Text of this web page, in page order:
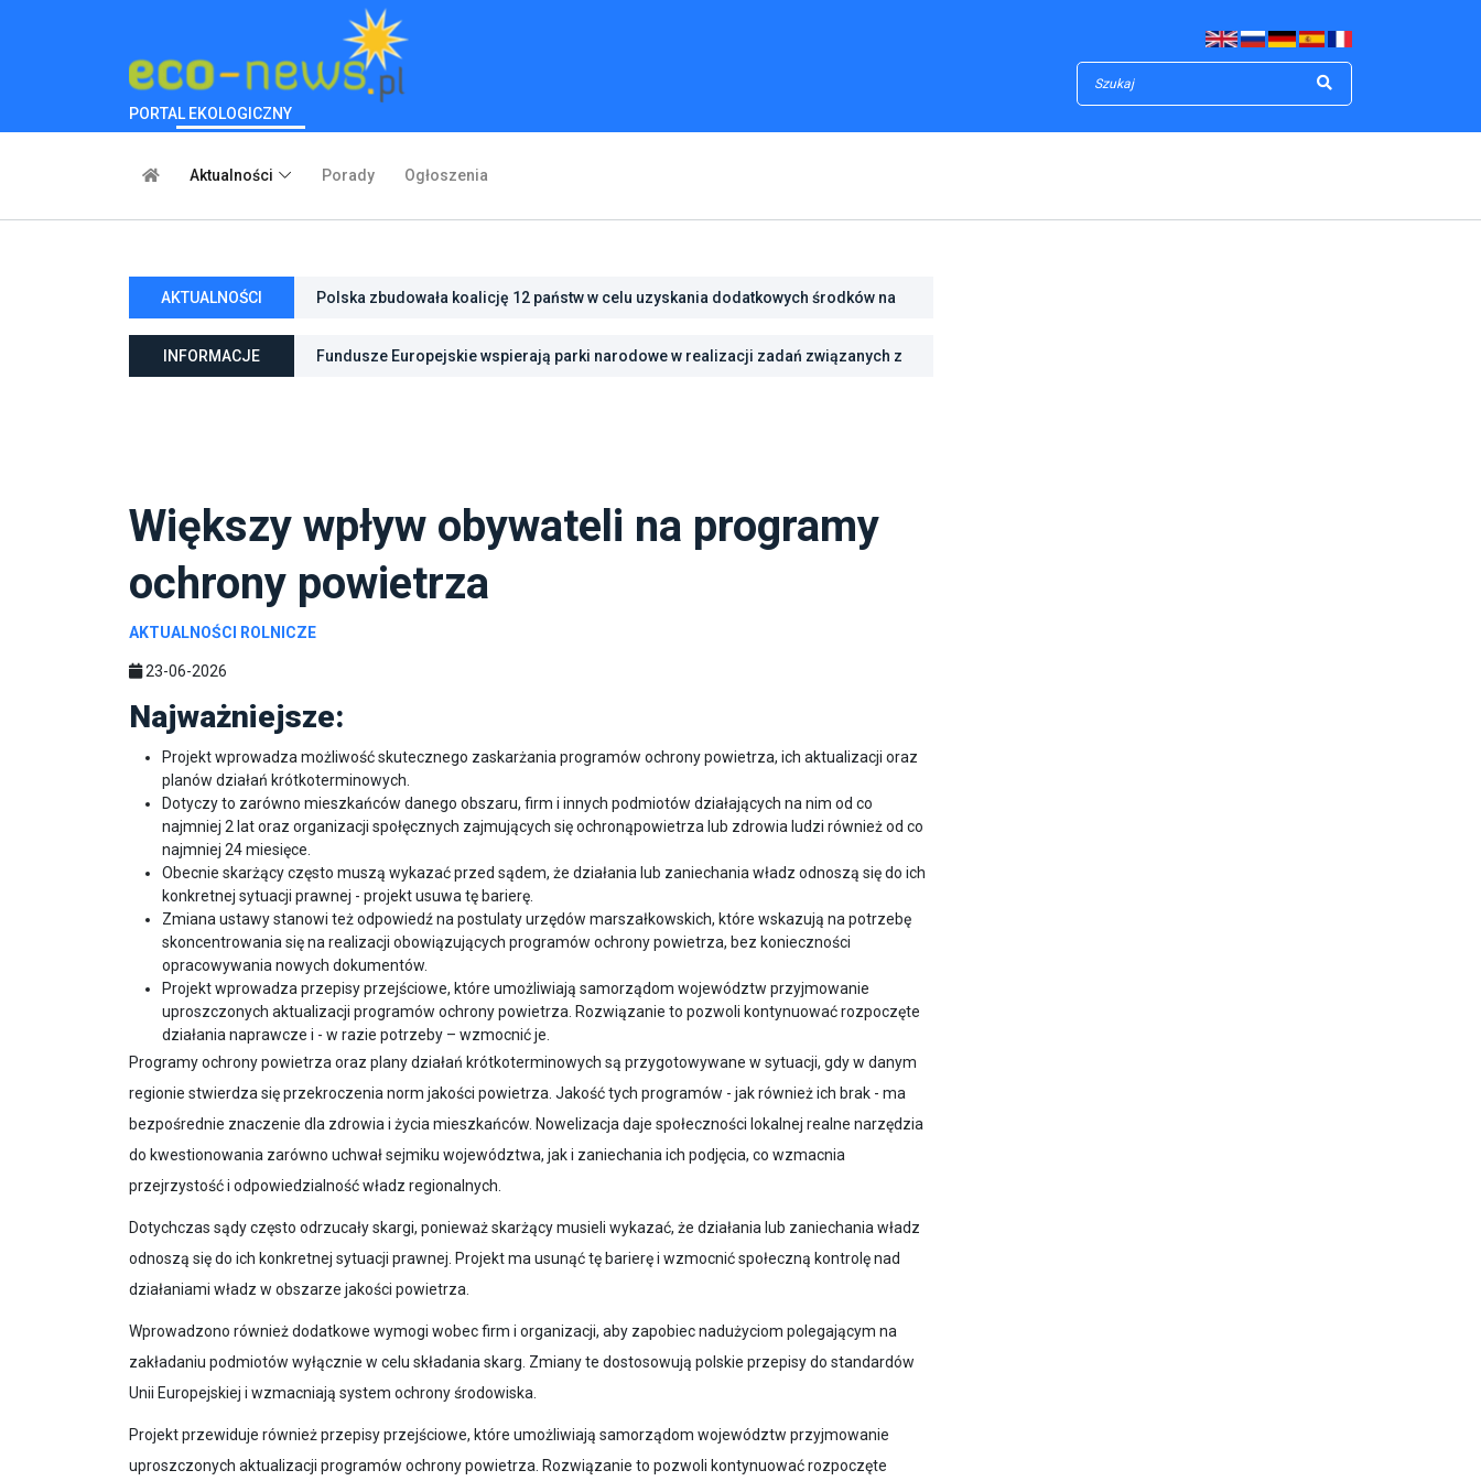
PORTAL EKOLOGICZNY
Aktualności Porady Ogłoszenia
AKTUALNOŚCI Polska zbudowała koalicję 12 państw w celu uzyskania dodatkowych środków na
INFORMACJE
Fundusze Europejskie wspierają parki narodowe w realizacji zadań związanych z
Większy wpływ obywateli na programy
ochrony powietrza
AKTUALNOŚCI ROLNICZE
23-06-2026
Najważniejsze:
Projekt wprowadza możliwość skutecznego zaskarżania programów ochrony powietrza, ich aktualizacji oraz
planów działań krótkoterminowych.
Dotyczy to zarówno mieszkańców danego obszaru, firm i innych podmiotów działających na nim od co
najmniej 2 lat oraz organizacji społęcznych zajmujących się ochronąpowietrza lub zdrowia ludzi również od co
najmniej 24 miesięce.
Obecnie skarżący często muszą wykazać przed sądem, że działania lub zaniechania władz odnoszą się do ich
konkretnej sytuacji prawnej - projekt usuwa tę barierę.
Zmiana ustawy stanowi też odpowiedź na postulaty urzędów marszałkowskich, które wskazują na potrzebę
skoncentrowania się na realizacji obowiązujących programów ochrony powietrza, bez konieczności
opracowywania nowych dokumentów.
Projekt wprowadza przepisy przejściowe, które umożliwiają samorządom województw przyjmowanie
uproszczonych aktualizacji programów ochrony powietrza. Rozwiązanie to pozwoli kontynuować rozpoczęte
działania naprawcze i - w razie potrzeby – wzmocnić je.
Programy ochrony powietrza oraz plany działań krótkoterminowych są przygotowywane w sytuacji, gdy w danym
regionie stwierdza się przekroczenia norm jakości powietrza. Jakość tych programów - jak również ich brak - ma
bezpośrednie znaczenie dla zdrowia i życia mieszkańców. Nowelizacja daje społeczności lokalnej realne narzędzia
do kwestionowania zarówno uchwał sejmiku województwa, jak i zaniechania ich podjęcia, co wzmacnia
przejrzystość i odpowiedzialność władz regionalnych.
Dotychczas sądy często odrzucały skargi, ponieważ skarżący musieli wykazać, że działania lub zaniechania władz
odnoszą się do ich konkretnej sytuacji prawnej. Projekt ma usunąć tę barierę i wzmocnić społeczną kontrolę nad
działaniami władz w obszarze jakości powietrza.
Wprowadzono również dodatkowe wymogi wobec firm i organizacji, aby zapobiec nadużyciom polegającym na
zakładaniu podmiotów wyłącznie w celu składania skarg. Zmiany te dostosowują polskie przepisy do standardów
Unii Europejskiej i wzmacniają system ochrony środowiska.
Projekt przewiduje również przepisy przejściowe, które umożliwiają samorządom województw przyjmowanie
uproszczonych aktualizacji programów ochrony powietrza. Rozwiązanie to pozwoli kontynuować rozpoczęte